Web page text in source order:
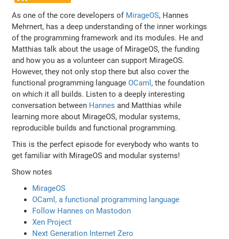
As one of the core developers of MirageOS, Hannes
Mehrnert, has a deep understanding of the inner workings
of the programming framework and its modules. He and
Matthias talk about the usage of MirageOS, the funding
and how you as a volunteer can support MirageOS.
However, they not only stop there but also cover the
functional programming languageOCaml , the foundation
on which it all builds. Listen to a deeply interesting
conversation between Hannes and Matthias while
learning more about MirageOS, modular systems,
reproducible builds and functional programming.
This is the perfect episode for everybody who wants to
get familiar with MirageOS and modular systems!
Show notes
MirageOS
OCaml, a functional programming language
Follow Hannes on Mastodon
Xen Project
Next Generation Internet Zero